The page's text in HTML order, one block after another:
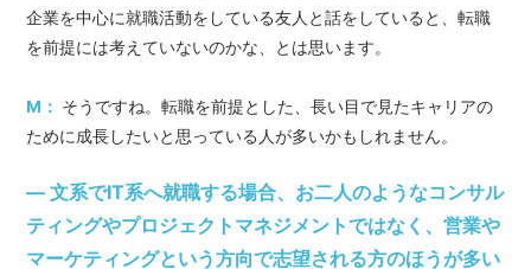
企業を中心に就職活動をしている友人と話をしていると、転職
を前提には考えていないのかな、とは思います。
M： そうですね。転職を前提とした、長い目で見たキャリアの
ために成長したいと思っている人が多いかもしれません。
― 文系でIT系へ就職する場合、お二人のようなコンサル
ティングやプロジェクトマネジメントではなく、営業や
マーケティングという方向で志望される方のほうが多い